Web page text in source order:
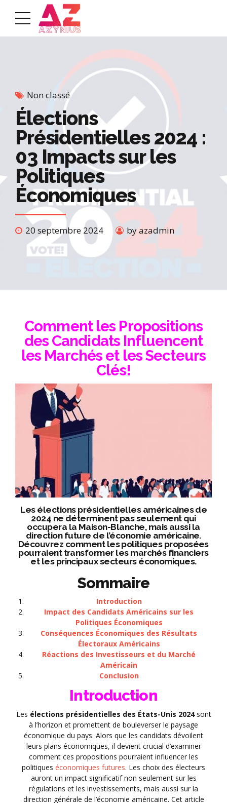
Non classé
Élections
Présidentielles 2024 :
03 Impacts sur les
Politiques
Économiques
20 septembre 2024 by azadmin
Comment les Propositions
des Candidats Influencent
les Marchés et les Secteurs
Clés!
Les élections présidentielles américaines de
2024 ne déterminent pas seulement qui
occupera la Maison-Blanche, mais aussi la
direction future de l’économie américaine.
Découvrez comment les politiques proposées
pourraient transformer les marchés financiers
et les principaux secteurs économiques.
Sommaire
Introduction
Impact des Candidats Américains sur les
Politiques Économiques
Conséquences Économiques des Résultats
Électoraux Américains
Réactions des Investisseurs et du Marché
Américain
Conclusion
Introduction
Les élections présidentielles des États-Unis 2024sont
à l’horizon et promettent de bouleverser le paysage
économique du pays. Alors que les candidats dévoilent
leurs plans économiques, il devient crucial d’examiner
comment ces propositions pourraient influencer les
politiques économiques futures. Les choix des électeurs
auront un impact significatif non seulement sur les
régulations et les investissements, mais aussi sur la
direction générale de l’économie américaine. Cet article